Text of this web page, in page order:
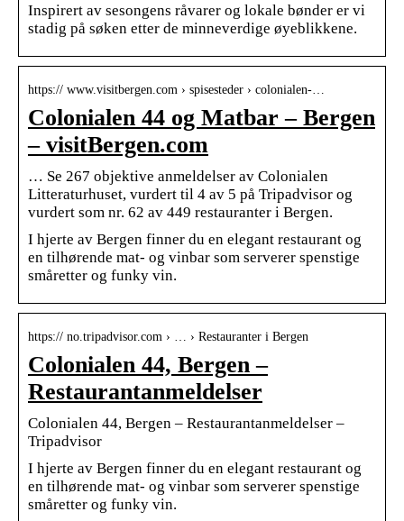
Inspirert av sesongens råvarer og lokale bønder er vi
stadig på søken etter de minneverdige øyeblikkene.
https:// www.visitbergen.com › spisesteder › colonialen-…
Colonialen 44 og Matbar – Bergen
– visitBergen.com
… Se 267 objektive anmeldelser av Colonialen
Litteraturhuset, vurdert til 4 av 5 på Tripadvisor og
vurdert som nr. 62 av 449 restauranter i Bergen.
I hjerte av Bergen finner du en elegant restaurant og
en tilhørende mat- og vinbar som serverer spenstige
småretter og funky vin.
https:// no.tripadvisor.com › … › Restauranter i Bergen
Colonialen 44, Bergen –
Restaurantanmeldelser
Colonialen 44, Bergen – Restaurantanmeldelser –
Tripadvisor
I hjerte av Bergen finner du en elegant restaurant og
en tilhørende mat- og vinbar som serverer spenstige
småretter og funky vin.